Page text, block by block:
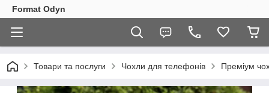
Format Odyn
Товари та послуги Чохли для телефонів Преміум